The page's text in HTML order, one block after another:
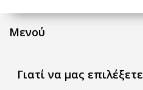
Μενού
Γιατί να μας επιλέξετε